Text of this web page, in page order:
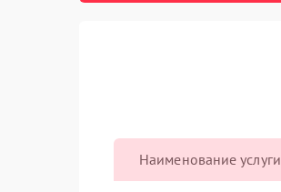
Наименование услуги